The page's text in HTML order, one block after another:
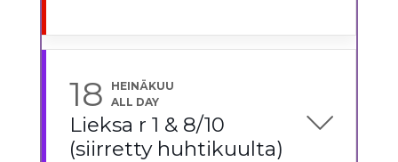
18
HEINÄKUU
ALL DAY
Lieksa r 1 & 8/10
(siirretty huhtikuulta)